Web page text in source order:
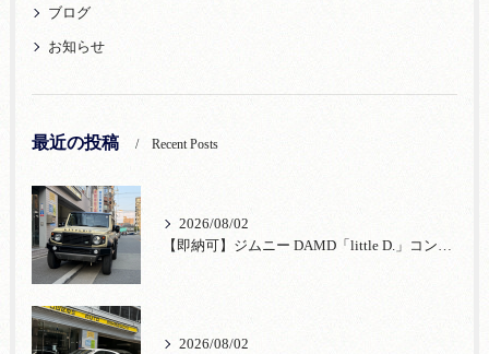
ブログ
お知らせ
最近の投稿 Recent Posts
2026/08/02
【即納可】ジムニー DAMD「little D.」コンプリート！登録済未使用車あり
2026/08/02